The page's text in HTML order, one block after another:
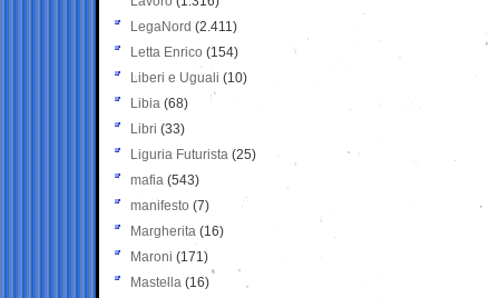
LegaNord (2.411)
Letta Enrico (154)
Liberi e Uguali (10)
Libia (68)
Libri (33)
Liguria Futurista (25)
mafia (543)
manifesto (7)
Margherita (16)
Maroni (171)
Mastella (16)